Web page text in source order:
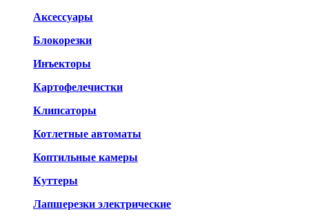
Аксессуары
Блокорезки
Инъекторы
Картофелечистки
Клипсаторы
Котлетные автоматы
Коптильные камеры
Куттеры
Лапшерезки электрические